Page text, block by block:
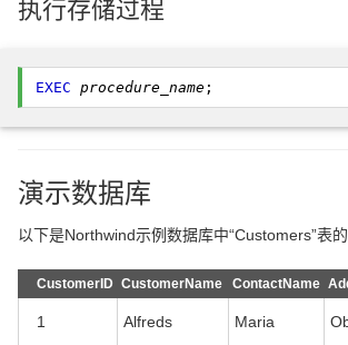
执行存储过程
EXEC procedure_name ;
演示数据库
以下是Northwind示例数据库中“Customers”表的
CustomerID CustomerName ContactName
1
Alfreds
Maria